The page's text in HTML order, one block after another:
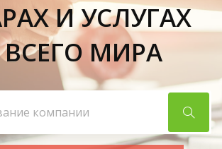
И УСЛУГАХ
МИРА